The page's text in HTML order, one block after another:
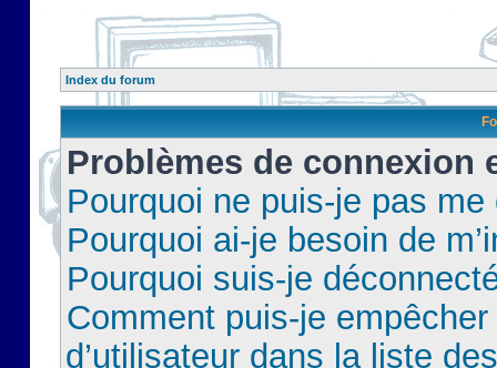
Index du forum
Problèmes de connexion
Pourquoi ne puis-je pas
Pourquoi ai-je besoin de
Pourquoi suis-je
Comment puis-je
d’utilisateur dans la liste